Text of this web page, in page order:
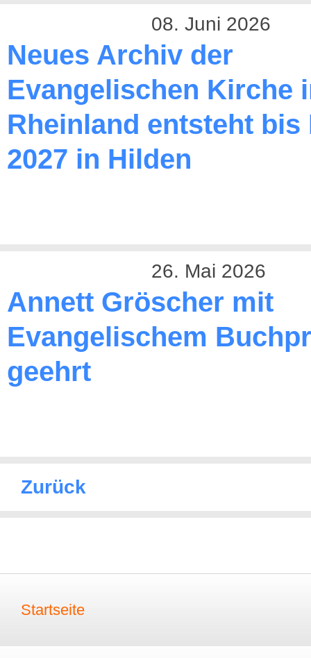
08. Juni 2026
Neues Archiv der
Evangelischen Kirche
Rheinland entsteht bis
2027 in Hilden
26. Mai 2026
Annett Gröscher mit
Evangelischem
geehrt
Zurück
Startseite